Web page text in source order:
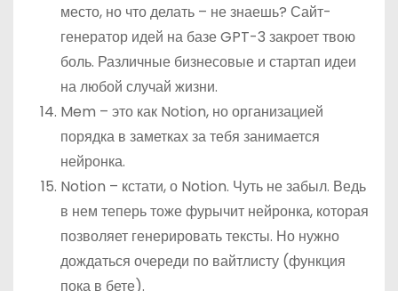
место, но что делать – не знаешь? Сайт-
генератор идей на базе GPT-3 закроет твою
боль. Различные бизнесовые и стартап идеи
на любой случай жизни.
Mem – это как Notion, но организацией
порядка в заметках за тебя занимается
нейронка.
Notion – кстати, о Notion. Чуть не забыл. Ведь
в нем теперь тоже фурычит нейронка, которая
позволяет генерировать тексты. Но нужно
дождаться очереди по вайтлисту (функция
пока в бете).